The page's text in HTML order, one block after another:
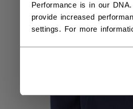
Performance is in our
provide increased
settings. For more